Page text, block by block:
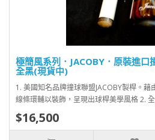
極簡風系列．JACOBY．原裝進口
全黑(現貨中)
1. 美國知名品牌撞球聯盟JACOBY製桿。
線條環輔以裝飾，呈現出球桿美學風格 2.
$16,500